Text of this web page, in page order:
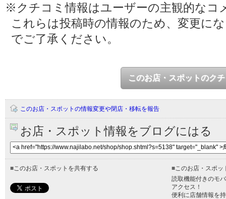
※クチコミ情報はユーザーの主観的なコ
これらは投稿時の情報のため、変更に
でご了承ください。
このお店・スポットのク
このお店・スポットの情報変更や閉店・移転を報告
お店・スポット情報をブログにはる
■ このお店・スポットを共有する ■ このお店・スポ
読取機能付きのモ
アクセス！
便利に店舗情報を